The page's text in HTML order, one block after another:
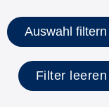
Auswahl filtern
Filter leeren